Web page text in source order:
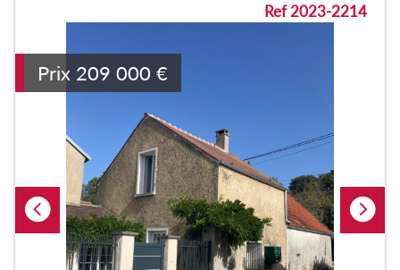
Ref 2023-2214
Prix 209 000 €